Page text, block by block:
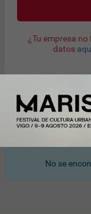
¿Tu empresa
datos
No se